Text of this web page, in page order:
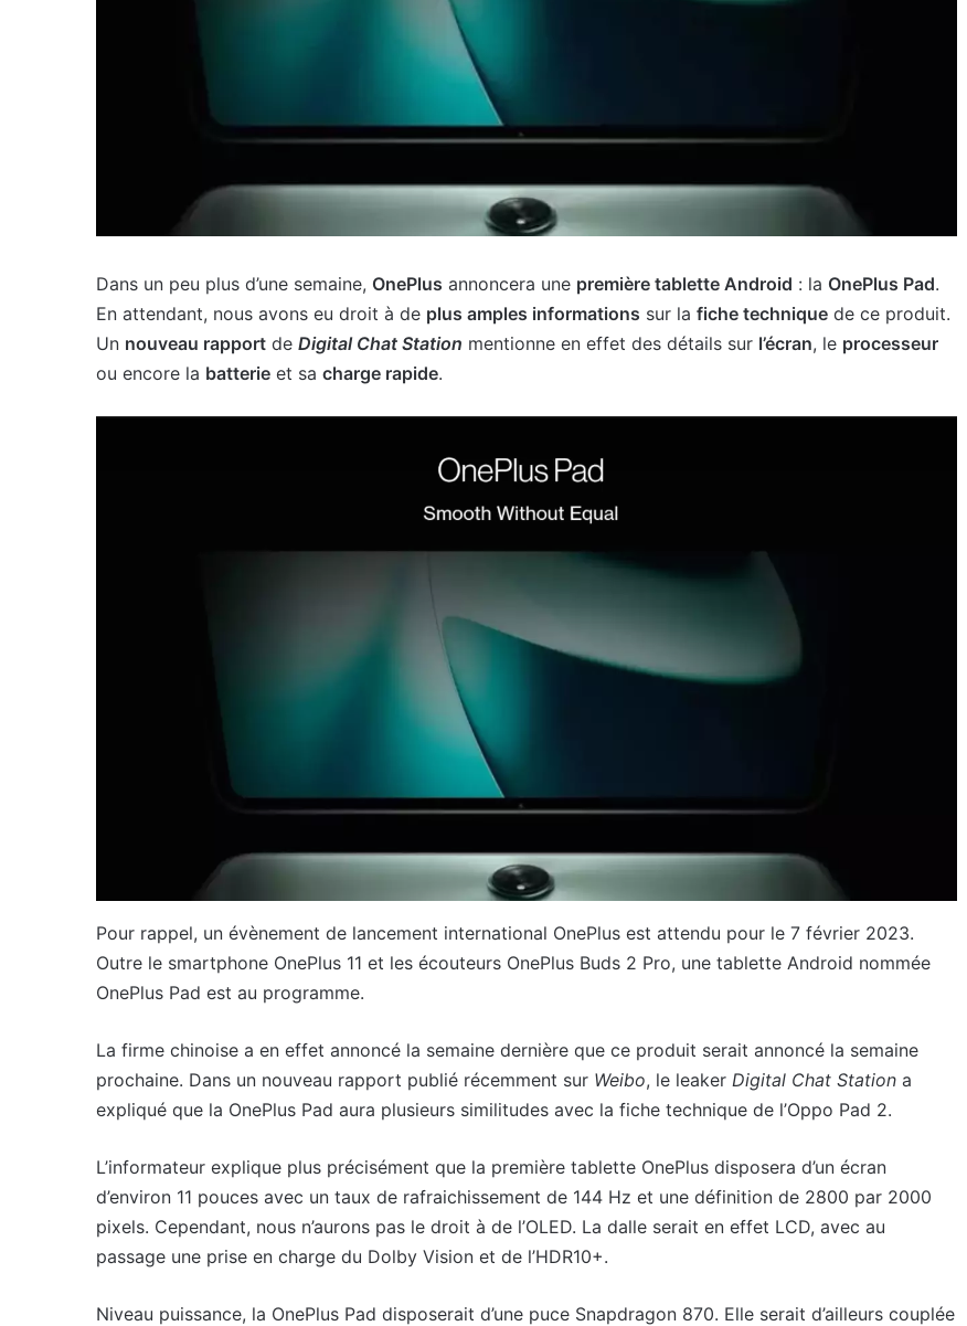
Dans un peu plus d’une semaine, OnePlus annoncera une première tablette Android : la OnePlus Pad.
En attendant, nous avons eu droit à de plus amples informations sur la fiche technique de ce produit.
Un nouveau rapport de Digital Chat Station mentionne en effet des détails sur l’écran, le processeur
ou encore la batterie et sa charge rapide.
Pour rappel, un évènement de lancement international OnePlus est attendu pour le 7 février 2023.
Outre le smartphone OnePlus 11 et les écouteurs OnePlus Buds 2 Pro, une tablette Android nommée
OnePlus Pad est au programme.
La firme chinoise a en effet annoncé la semaine dernière que ce produit serait annoncé la semaine
prochaine. Dans un nouveau rapport publié récemment sur Weibo, le leaker Digital Chat Station a
expliqué que la OnePlus Pad aura plusieurs similitudes avec la fiche technique de l’Oppo Pad 2.
L’informateur explique plus précisément que la première tablette OnePlus disposera d’un écran
d’environ 11 pouces avec un taux de rafraichissement de 144 Hz et une définition de 2800 par 2000
pixels. Cependant, nous n’aurons pas le droit à de l’OLED. La dalle serait en effet LCD, avec au
passage une prise en charge du Dolby Vision et de l’HDR10+.
Niveau puissance, la OnePlus Pad disposerait d’une puce Snapdragon 870. Elle serait d’ailleurs couplée